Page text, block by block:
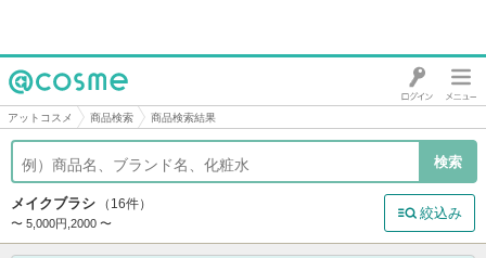
@cosme
アットコスメ 商品検索 商品検索結果
メイクブラシ （16件）
〜 5,000円,2000 〜
絞込み